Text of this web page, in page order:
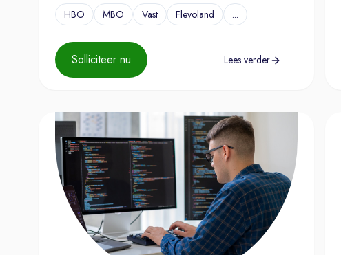
HBO MBO Vast Flevoland ...
Solliciteer nu Lees verder